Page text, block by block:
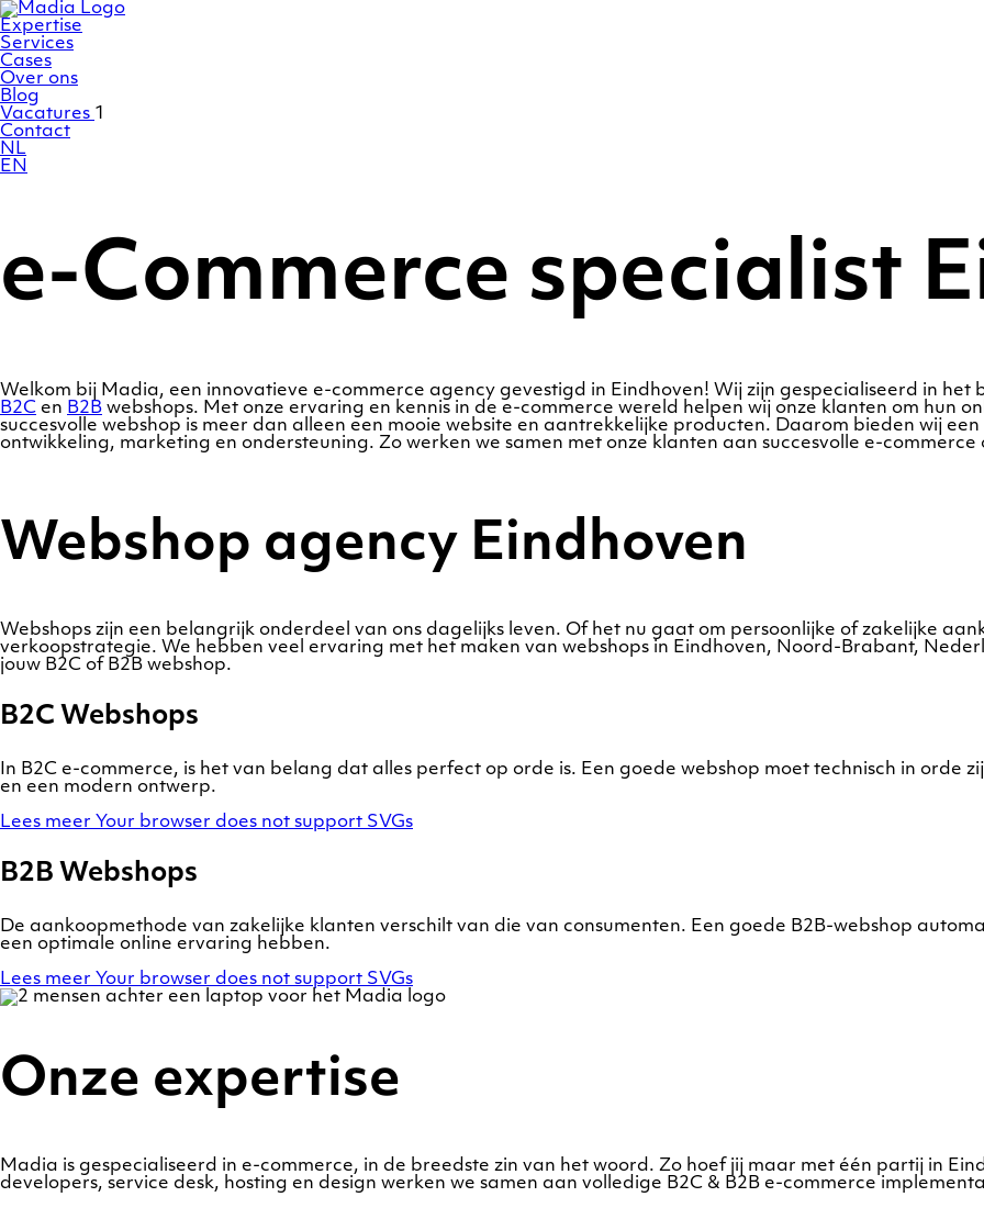
Ga
naar
de
inhoud
Homepage
Expertise
Services
Cases
Over ons
Blog
Vacatures 1
Contact
NL
EN
e-Commerce specialist
Welkom bij Madia, een innovatieve e-commerce agency gevestigd in Eindhoven! Wij zijn gespecialiseerd in het
B2C en B2B webshops. Met onze ervaring en kennis in de e-commerce wereld helpen wij onze klanten om hun
succesvolle webshop is meer dan alleen een mooie website en aantrekkelijke producten. Daarom bieden wij
ontwikkeling, marketing en ondersteuning. Zo werken we samen met onze klanten aan succesvolle e-commerce
Webshop agency Eindhoven
Webshops zijn een belangrijk onderdeel van ons dagelijks leven. Of het nu gaat om persoonlijke of zakelijke
verkoopstrategie. We hebben veel ervaring met het maken van webshops in Eindhoven, Noord-Brabant,
jouw B2C of B2B webshop.
B2C Webshops
In B2C e-commerce, is het van belang dat alles perfect op orde is. Een goede webshop moet technisch in orde
en een modern ontwerp.
Lees meer Your browser does not support SVGs
B2B Webshops
De aankoopmethode van zakelijke klanten verschilt van die van consumenten. Een goede B2B-webshop
een optimale online ervaring hebben.
Lees meer Your browser does not support SVGs
Onze expertise
Madia is gespecialiseerd in e-commerce, in de breedste zin van het woord. Zo hoef jij maar met één partij in
developers, service desk, hosting en design werken we samen aan volledige B2C & B2B e-commerce